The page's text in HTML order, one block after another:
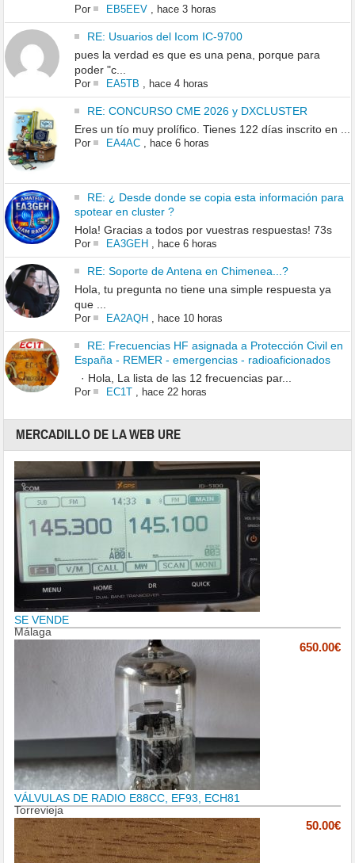
Por EB5EEV, hace 3 horas
RE: Usuarios del Icom IC-9700
pues la verdad es que es una pena, porque para
poder "c...
Por EA5TB hace 4 horas
RE: CONCURSO CME 2026 y DXCLUSTER
Eres un tío muy prolífico. Tienes 122 días inscrito en ...
Por EA4AC, hace 6 horas
RE: ¿ Desde donde se copia esta información para
spotear en cluster ?
Hola! Gracias a todos por vuestras respuestas! 73s
Por EA3GEH, hace 6 horas
RE: Soporte de Antena en Chimenea...?
Hola, tu pregunta no tiene una simple respuesta ya
que ...
Por EA2AQH, hace 10 horas
RE: Frecuencias HF asignada a Protección Civil en
España - REMER - emergencias - radioaficionados
· Hola, La lista de las 12 frecuencias par...
Por EC1T, hace 22 horas
MERCADILLO DE LA WEB URE
SE VENDE
Málaga
650.00€
VÁLVULAS DE RADIO E88CC, EF93, ECH81
Torrevieja
50.00€